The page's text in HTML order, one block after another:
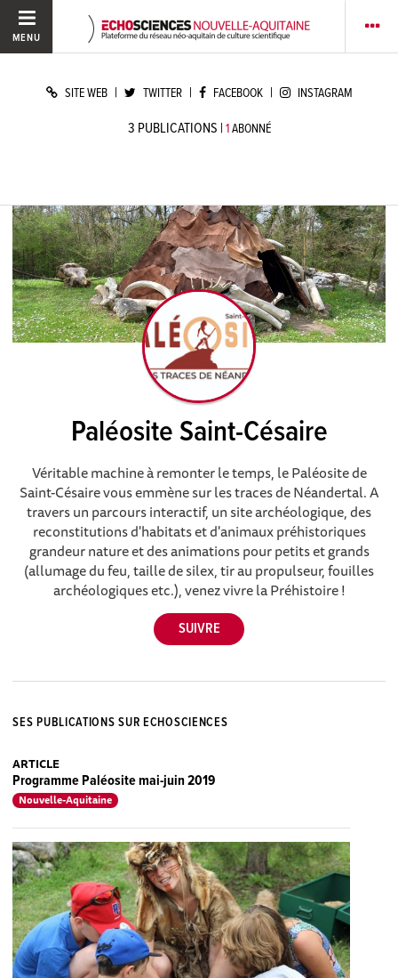
MENU
SITE WEB | TWITTER | FACEBOOK | INSTAGRAM
3 PUBLICATIONS | 1ABONNÉ
Paléosite Saint-Césaire
Véritable machine à remonter le temps, le Paléosite de
Saint-Césaire vous emmène sur les traces de Néandertal. A
travers un parcours interactif, un site archéologique, des
reconstitutions d'habitats et d'animaux préhistoriques
grandeur nature et des animations pour petits et grands
(allumage du feu, taille de silex, tir au propulseur, fouilles
archéologiques etc.), venez vivre la Préhistoire !
SES PUBLICATIONS SUR ECHOSCIENCES
ARTICLE
Programme Paléosite mai-juin 2019
Nouvelle-Aquitaine